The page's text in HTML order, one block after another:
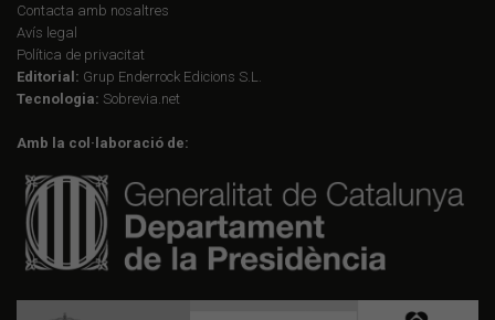
Contacta amb nosaltres
Avís legal
Política de privacitat
Editorial: Grup Enderrock Edicions S.L.
Tecnologia: Sobrevia.net
Amb la col·laboració de: